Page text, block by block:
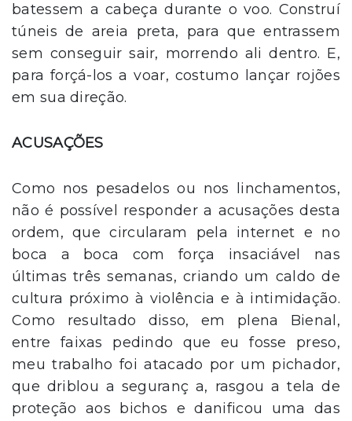
batessem a cabeça durante o voo. Construí
túneis de areia preta, para que entrassem
sem conseguir sair, morrendo ali dentro. E,
para forçá-los a voar, costumo lançar rojões
em sua direção.
ACUSAÇÕES
Como nos pesadelos ou nos linchamentos,
não é possível responder a acusações desta
ordem, que circularam pela internet e no
boca a boca com força insaciável nas
últimas três semanas, criando um caldo de
cultura próximo à violência e à intimidação.
Como resultado disso, em plena Bienal,
entre faixas pedindo que eu fosse preso,
meu trabalho foi atacado por um pichador,
que driblou a seguranç a, rasgou a tela de
proteção aos bichos e danificou uma das